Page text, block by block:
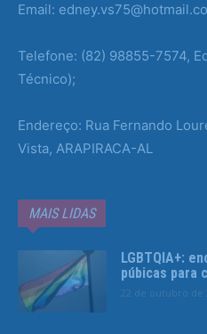
Email:
Telefone: (82) 98855-7574,
Técnico);
Endereço: Rua Fernando
Vista, ARAPIRACA-AL
MAIS LIDAS
LGBTQIA+:
púbicas para
22 de outubro de